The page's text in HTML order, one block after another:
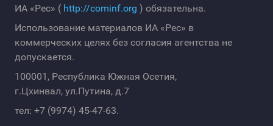
ИА «Рес» ( http://cominf.org ) обязательна.
Использование материалов ИА «Рес» в
коммерческих целях без согласия агентства не
допускается.
100001, Республика Южная Осетия,
г.Цхинвал, ул.Путина, д.7
тел: +7 (9974) 45-47-63.